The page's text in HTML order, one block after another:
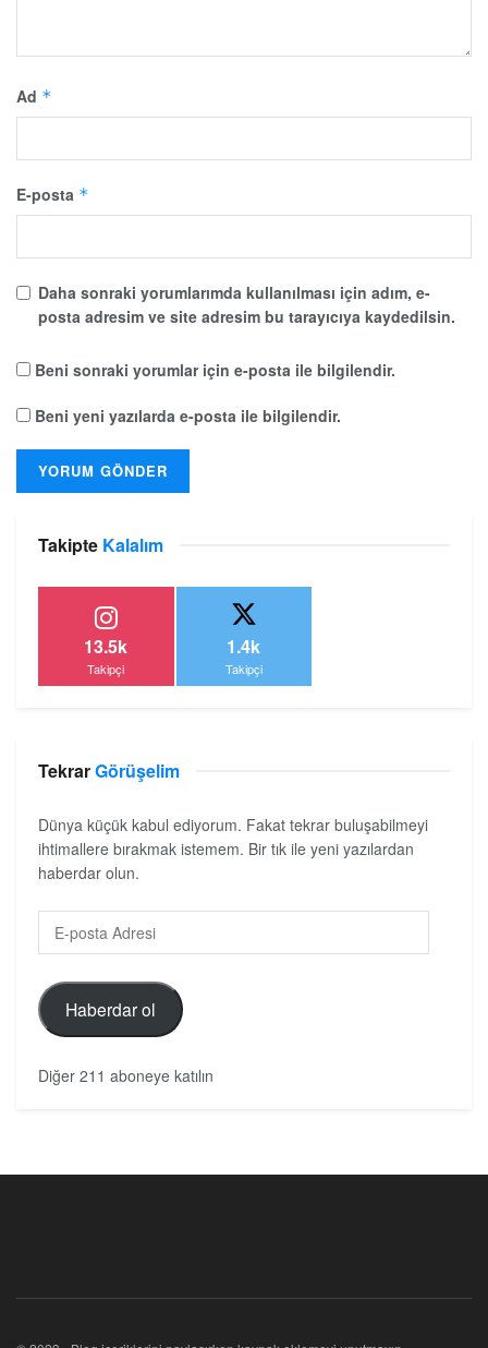
Ad *
E-posta *
Daha sonraki yorumlarımda kullanılması için adım, e-
posta adresim ve site adresim bu tarayıcıya kaydedilsin.
Beni sonraki yorumlar için e-posta ile bilgilendir.
Beni yeni yazılarda e-posta ile bilgilendir.
Takipte Kalalım
13.5k
Takipçi
1.4k
Takipçi
TekrarGörüşelim
Dünya küçük kabul ediyorum. Fakat tekrar buluşabilmeyi
ihtimallere bırakmak istemem. Bir tık ile yeni yazılardan
haberdar olun.
Haberdar ol
Diğer 211 aboneye katılın